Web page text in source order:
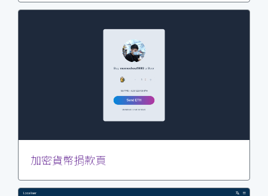
加密貨幣捐款頁